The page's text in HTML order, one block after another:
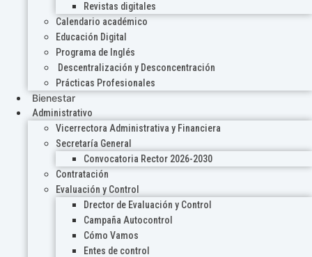
Revistas digitales
Calendario académico
Educación Digital
Programa de Inglés
Descentralización y Desconcentración
Prácticas Profesionales
Bienestar
Administrativo
Vicerrectora Administrativa y Financiera
Secretaría General
Convocatoria Rector 2026-2030
Contratación
Evaluación y Control
Drector de Evaluación y Control
Campaña Autocontrol
Cómo Vamos
Entes de control